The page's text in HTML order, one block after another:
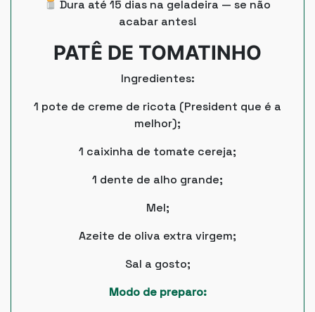
Dura até 15 dias na geladeira — se não
acabar antes!
PATÊ DE TOMATINHO
Ingredientes:
1 pote de creme de ricota (President que é a
melhor);
1 caixinha de tomate cereja;
1 dente de alho grande;
Mel;
Azeite de oliva extra virgem;
Sal a gosto;
Modo de preparo: